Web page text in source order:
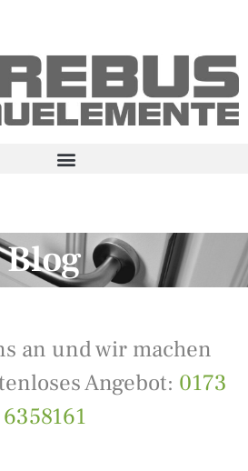
Blog
an und wir machen
Angebot: 0173
6358161